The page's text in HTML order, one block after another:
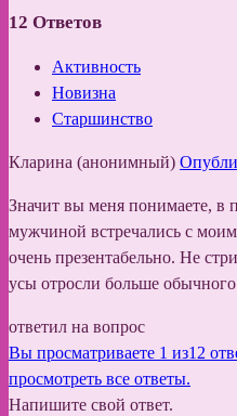
12 Ответов
Активность
Новизна
Старшинство
Кларина (анонимный)
Значит вы меня понимаете, в
мужчиной встречались с
очень презентабельно. Не
усы отросли больше обычного
ответил на вопрос
Вы просматриваете 1 из12
просмотреть все ответы.
Напишите свой ответ.